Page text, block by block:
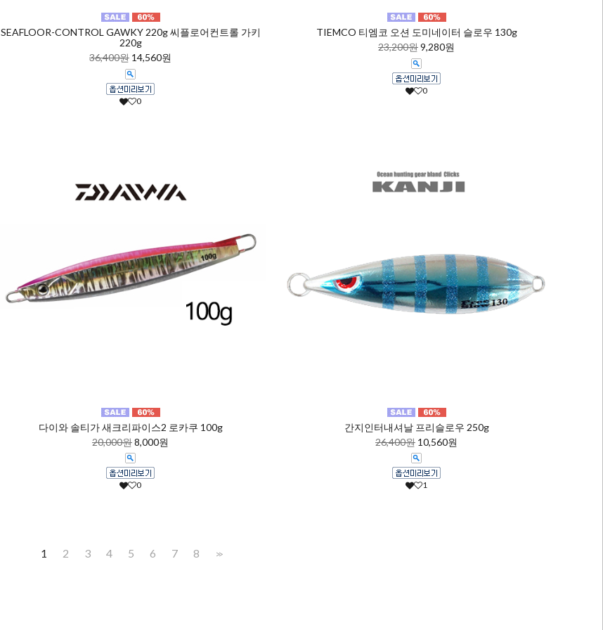
SEAFLOOR-CONTROL GAWKY 220g 씨플로어컨트롤 가키
220g
36,400원 14,560원
0
TIEMCO 티엠코 오션 도미네이터 슬로우 130g
23,200원9,280원
0
다이와 솔티가 새크리파이스2 로카쿠 100g
20,000원8,000원
0
간지인터내셔날 프리슬로우 250g
26,400원 10,560원
1
1 2 3 4 5 6 7 8 >>